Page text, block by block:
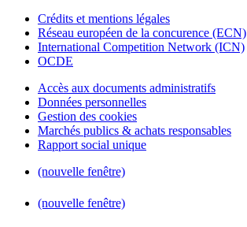
Crédits et mentions légales
Réseau européen de la concurence (ECN)
International Competition Network (ICN)
OCDE
Accès aux documents administratifs
Données personnelles
Gestion des cookies
Marchés publics & achats responsables
Rapport social unique
(nouvelle fenêtre)
(nouvelle fenêtre)